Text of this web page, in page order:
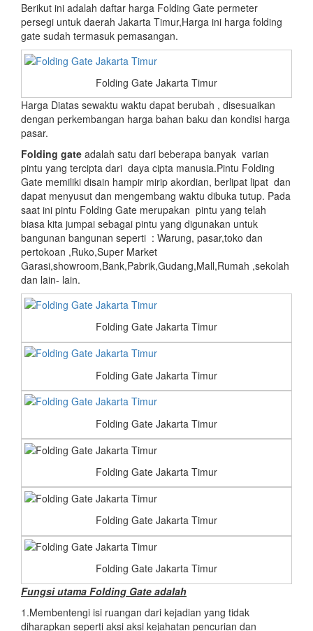
Berikut ini adalah daftar harga Folding Gate permeter
persegi untuk daerah Jakarta Timur,Harga ini harga folding
gate sudah termasuk pemasangan.
Folding Gate Jakarta Timur
Harga Diatas sewaktu waktu dapat berubah , disesuaikan
dengan perkembangan harga bahan baku dan kondisi harga
pasar.
Folding gate adalah satu dari beberapa banyak varian
pintu yang tercipta dari daya cipta manusia.Pintu Folding
Gate memiliki disain hampir mirip akordian, berlipat lipat dan
dapat menyusut dan mengembang waktu dibuka tutup. Pada
saat ini pintu Folding Gate merupakan pintu yang telah
biasa kita jumpai sebagai pintu yang digunakan untuk
bangunan bangunan seperti : Warung, pasar,toko dan
pertokoan ,Ruko,Super Market
Garasi,showroom,Bank,Pabrik,Gudang,Mall,Rumah ,sekolah
dan lain- lain.
Folding Gate Jakarta Timur
Folding Gate Jakarta Timur
Folding Gate Jakarta Timur
Folding Gate Jakarta Timur
Folding Gate Jakarta Timur
Folding Gate Jakarta Timur
Fungsi utama Folding Gate adalah
1.Membentengi isi ruangan dari kejadian yang tidak
diharapkan seperti aksi aksi kejahatan pencurian dan